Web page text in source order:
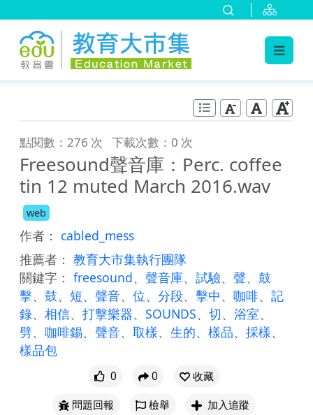
點閱數：276 次 下載次數：0 次
Freesound聲音庫：Perc. coffee
tin 12 muted March 2016.wav
web
作者： cabled_mess
推薦者： 教育大市集執行團隊
關鍵字： freesound、 聲音庫、 試驗、 聲、 鼓
擊、 鼓、 短、 聲音、 位、 分段、 擊中、 咖啡、 記
錄、 相信、 打擊樂器、 SOUNDS、 切、 浴室、
劈、 咖啡錫、 聲音、 取樣、 生的、 樣品、 採樣、
樣品包
0 0
收藏
問題回報
檢舉 加入追蹤